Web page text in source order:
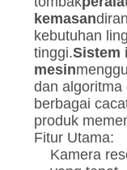
kemasan
kebutuhan
tinggi.Sistem
mesin
dan algoritma
berbagai
produk
Fitur Utama:
Kamera